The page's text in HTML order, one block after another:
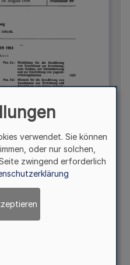
verwendet. Sie können
oder nur solchen,
zwingend erforderlich